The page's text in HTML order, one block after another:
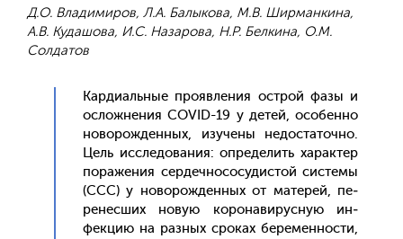
Д.О. Владимиров, Л.А. Балыкова, М.В. Ширманкина,
А.В. Кудашова, И.С. Назарова, Н.Р. Белкина, О.М.
Солдатов
Кар­ди­аль­ные про­яв­ле­ния ос­трой фа­зы и
ос­ложне­ния COVID-19 у де­тей, осо­бен­но
но­ворож­денных, изу­чены не­дос­та­точ­но.
Цель ис­сле­дова­ния: оп­ре­делить ха­рак­тер
по­раже­ния сер­дечно­сосу­дис­той сис­те­мы
(ССС) у но­ворож­денных от ма­терей, пе­
ренес­ших но­вую ко­рона­вирус­ную ин­
фекцию на раз­ных сро­ках бе­ремен­ности,